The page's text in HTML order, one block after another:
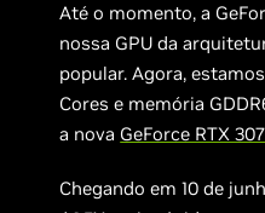
Até o momento, a
nossa GPU da
popular. Agora,
Cores e memória
a nova GeForce RTX
Chegando em 10 de